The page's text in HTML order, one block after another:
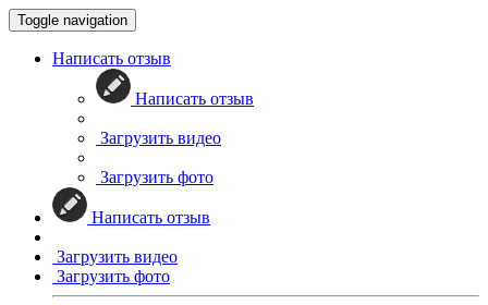
Toggle navigation
Написать отзыв
Написать отзыв
Загрузить видео
Загрузить фото
Написать отзыв
Загрузить видео
Загрузить фото